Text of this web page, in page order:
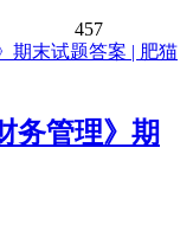
457
务管理》期